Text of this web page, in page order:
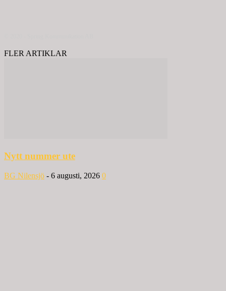
FLER ARTIKLAR
Nytt nummer ute
BG Nilensjö - 6 augusti, 2026 0